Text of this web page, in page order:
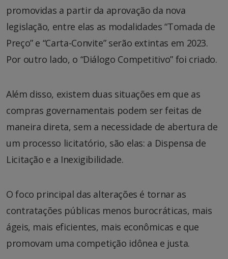
promovidas a partir da aprovação da nova
legislação, entre elas as modalidades “Tomada de
Preço” e “Carta-Convite” serão extintas em 2023.
Por outro lado, o “Diálogo Competitivo” foi criado.
Além disso, existem duas situações em que as
compras governamentais podem ser feitas de
maneira direta, sem a necessidade de abertura de
um processo licitatório, são elas: a Dispensa de
Licitação e a Inexigibilidade.
O foco principal das alterações é tornar as
contratações públicas menos burocráticas, mais
ágeis, mais eficientes, mais econômicas e que
promovam uma competição idônea e justa.